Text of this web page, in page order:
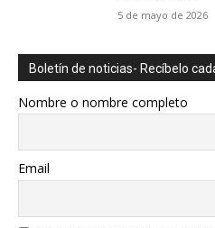
5 de mayo de 2026
Boletín de noticias- Recíbelo
Nombre o nombre completo
Email